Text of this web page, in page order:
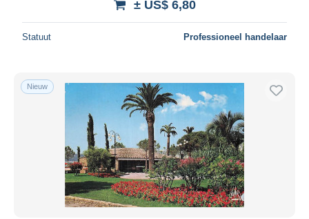
± US$ 6,80
Statuut Professioneel handelaar
Nieuw